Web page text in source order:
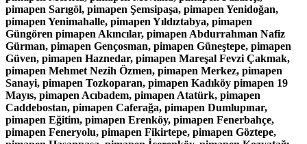
pimapen Sarıgöl, pimapen Şemsipaşa, pimapen Yenidoğan,
pimapen Yenimahalle, pimapen Yıldıztabya, pimapen
Güngören pimapen Akıncılar, pimapen Abdurrahman Nafiz
Gürman, pimapen Gençosman, pimapen Güneştepe, pimapen
Güven, pimapen Haznedar, pimapen Mareşal Fevzi Çakmak,
pimapen Mehmet Nezih Özmen, pimapen Merkez, pimapen
Sanayi, pimapen Tozkoparan, pimapen Kadıköy pimapen 19
Mayıs, pimapen Acıbadem, pimapen Atatürk, pimapen
Caddebostan, pimapen Caferağa, pimapen Dumlupınar,
pimapen Eğitim, pimapen Erenköy, pimapen Fenerbahçe,
pimapen Feneryolu, pimapen Fikirtepe, pimapen Göztepe,